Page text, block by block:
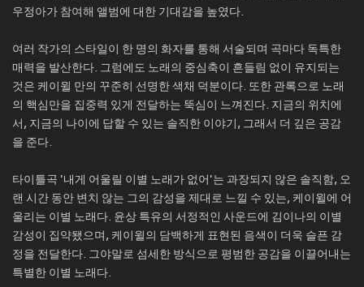
우정아가 참여해 앨범에 대한 기대감을 높였다.
여러 작가의 스타일이 한 명의 화자를 통해 서술되며 곡마다 독특한
매력을 발산한다. 그럼에도 노래의 중심축이 흔들림 없이 유지되는
것은 케이윌 만의 꾸준히 선명한 색채 덕분이다. 또한 관록으로 노래
의 핵심만을 집중력 있게 전달하는 뚝심이 느껴진다. 지금의 위치에
서, 지금의 나이에 답할 수 있는 솔직한 이야기, 그래서 더 깊은 공감
을 준다.
타이틀곡 '내게 어울릴 이별 노래가 없어'는 과장되지 않은 솔직함, 오
랜 시간 동안 변치 않는 그의 감성을 제대로 느낄 수 있는, 케이윌에 어
울리는 이별 노래다. 윤상 특유의 서정적인 사운드에 김이나의 이별
감성이 집약됐으며, 케이윌의 담백하게 표현된 음색이 더욱 슬픈 감
정을 전달한다. 그야말로 섬세한 방식으로 평범한 공감을 이끌어내는
특별한 이별 노래다.